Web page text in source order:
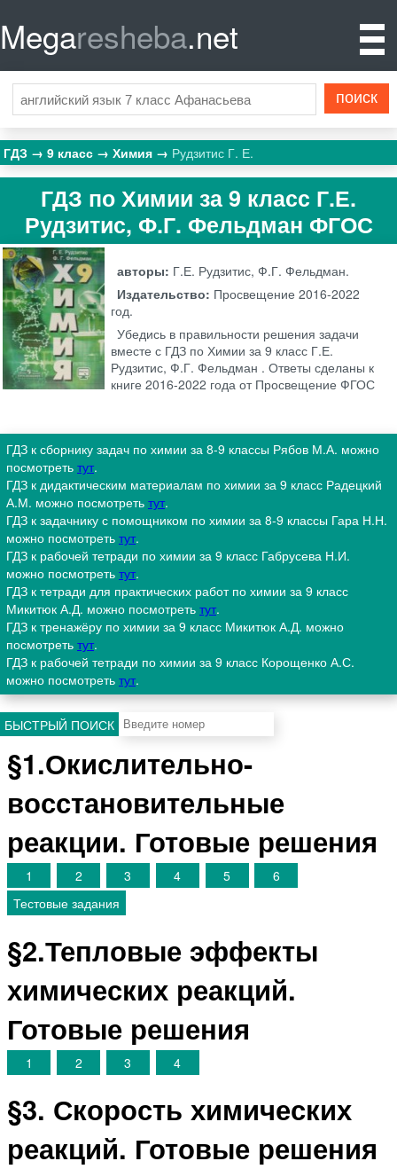
Megaresheba.net
ГДЗ 9 класс Химия Рудзитис Г. Е.
ГДЗ по Химии за 9 класс Г.Е.
Рудзитис, Ф.Г. Фельдман ФГОС
авторы: Г.Е. Рудзитис, Ф.Г. Фельдман.
Издательство: Просвещение 2016-2022
год.
Убедись в правильности решения задачи
вместе с ГДЗ по Химии за 9 класс Г.Е.
Рудзитис, Ф.Г. Фельдман . Ответы сделаны к
книге 2016-2022 года от Просвещение ФГОС
ГДЗ к сборнику задач по химии за 8-9 классы Рябов М.А. можно
посмотреть тут.
ГДЗ к дидактическим материалам по химии за 9 класс Радецкий
А.М. можно посмотреть тут.
ГДЗ к задачнику с помощником по химии за 8-9 классы Гара Н.Н.
можно посмотреть тут.
ГДЗ к рабочей тетради по химии за 9 класс Габрусева Н.И.
можно посмотреть тут.
ГДЗ к тетради для практических работ по химии за 9 класс
Микитюк А.Д. можно посмотреть тут.
ГДЗ к тренажёру по химии за 9 класс Микитюк А.Д. можно
посмотреть тут.
ГДЗ к рабочей тетради по химии за 9 класс Корощенко А.С.
можно посмотреть тут.
БЫСТРЫЙ ПОИСК
§1.Окислительно-
восстановительные
реакции. Готовые решения
1 2 3 4 5
6
Тестовые задания
§2.Тепловые эффекты
химических реакций.
Готовые решения
1 2 3 4
§3. Скорость химических
реакций. Готовые решения